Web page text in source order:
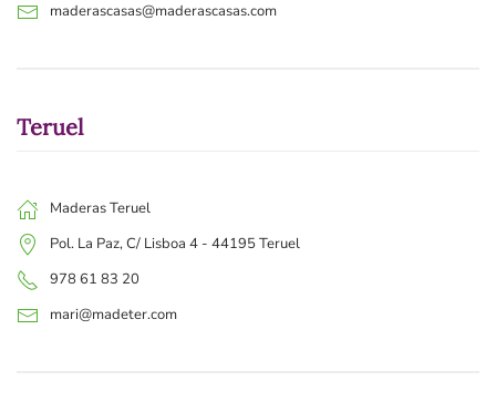
maderascasas@maderascasas.com
Teruel
Maderas Teruel
Pol. La Paz, C/ Lisboa 4 - 44195 Teruel
978 61 83 20
mari@madeter.com